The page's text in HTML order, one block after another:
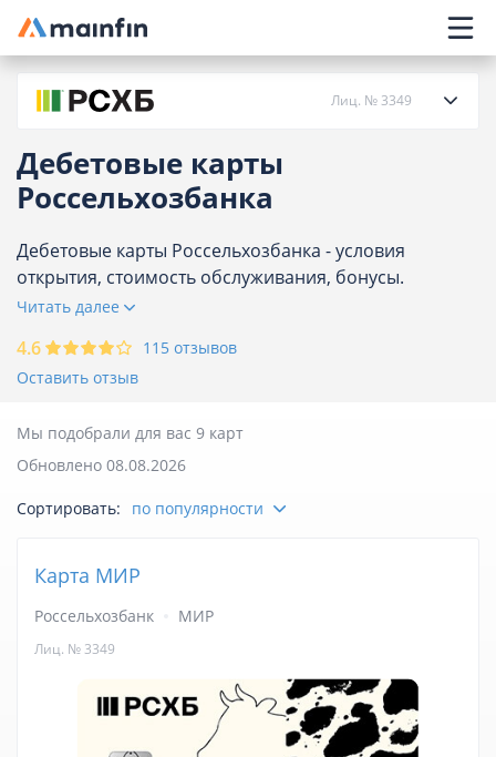
Главное меню
Дебетовые карты
Россельхозбанка
Дебетовые карты Россельхозбанка - условия
открытия, стоимость обслуживания, бонусы.
Сравните предложения Россельхозбанка и
интернет. Предложений на сегодня - 9.
Читать далее
Лиц. № 3349
О банке
Кредиты
Карты
Вклады
Отделения
Курсы валют
4.6
115 отзывов
Оставить отзыв
Мы подобрали для вас 9 карт
Обновлено 08.08.2026
Сортировать: по популярности
Карта МИР
Россельхозбанк МИР
Лиц. № 3349